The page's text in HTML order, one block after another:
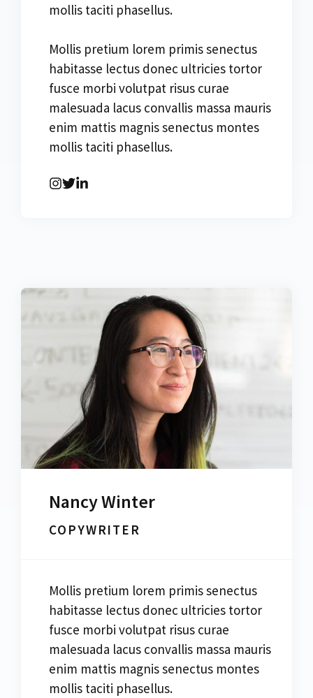
mollis taciti phasellus.
Mollis pretium lorem primis senectus
habitasse lectus donec ultricies tortor
fusce morbi volutpat risus curae
malesuada lacus convallis massa mauris
enim mattis magnis senectus montes
mollis taciti phasellus.
Nancy Winter
COPYWRITER
Mollis pretium lorem primis senectus
habitasse lectus donec ultricies tortor
fusce morbi volutpat risus curae
malesuada lacus convallis massa mauris
enim mattis magnis senectus montes
mollis taciti phasellus.